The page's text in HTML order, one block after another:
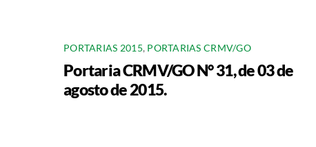
PORTARIAS 2015, PORTARIAS CRMV/GO
Portaria CRMV/GO N° 31, de 03 de
agosto de 2015.